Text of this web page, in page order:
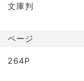
文庫判
ページ
264P